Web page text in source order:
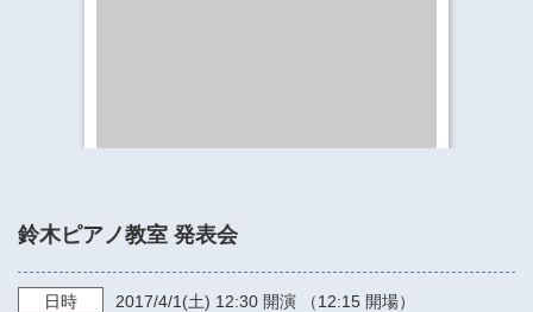
鈴木ピアノ教室 発表会
日時 2017/4/1 (土) 12:30 開演 （12:15 開場）